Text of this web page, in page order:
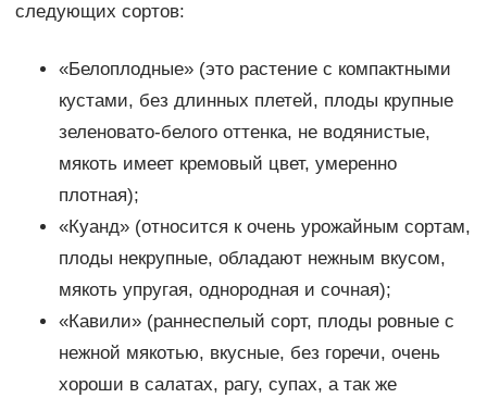
следующих сортов:
«Белоплодные» (это растение с компактными
кустами, без длинных плетей, плоды крупные
зеленовато-белого оттенка, не водянистые,
мякоть имеет кремовый цвет, умеренно
плотная);
«Куанд» (относится к очень урожайным сортам,
плоды некрупные, обладают нежным вкусом,
мякоть упругая, однородная и сочная);
«Кавили» (раннеспелый сорт, плоды ровные с
нежной мякотью, вкусные, без горечи, очень
хороши в салатах, рагу, супах, а так же